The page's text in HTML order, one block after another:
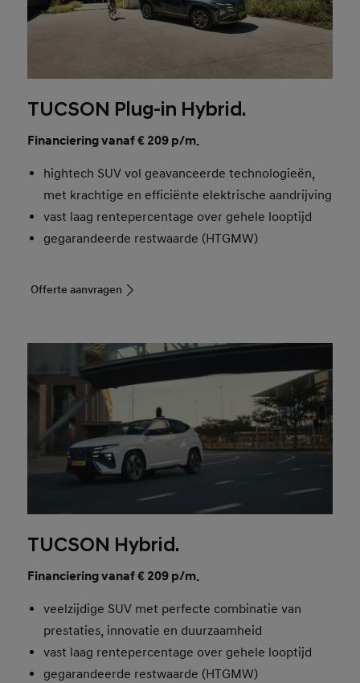
TUCSON Plug-in Hybrid.
Financiering vanaf € 209 p/m.
hightech SUV vol geavanceerde technologieën,
met krachtige en efficiënte elektrische aandrijving
vast laag rentepercentage over gehele looptijd
gegarandeerde restwaarde (HTGMW)
Offerte aanvragen
TUCSON Hybrid.
Financiering vanaf € 209 p/m.
veelzijdige SUV met perfecte combinatie van
prestaties, innovatie en duurzaamheid
vast laag rentepercentage over gehele looptijd
gegarandeerde restwaarde (HTGMW)